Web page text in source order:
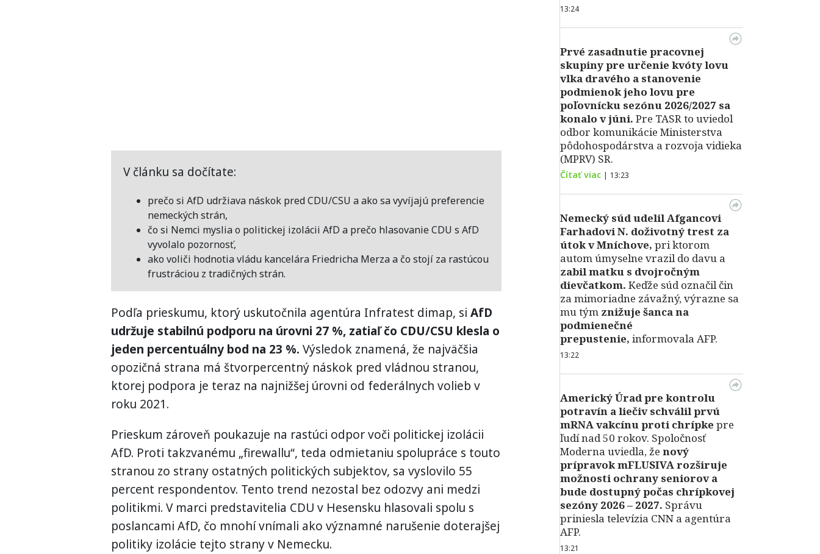
V článku sa dočítate:
prečo si AfD udržiava náskok pred CDU/CSU a ako sa vyvíjajú preferencie
nemeckých strán,
čo si Nemci myslia o politickej izolácii AfD a prečo hlasovanie CDU s AfD
vyvolalo pozornosť,
ako voliči hodnotia vládu kancelára Friedricha Merza a čo stojí za rastúcou
frustráciou z tradičných strán.
Podľa prieskumu, ktorý uskutočnila agentúra Infratest dimap, si AfD
udržuje stabilnú podporu na úrovni 27 %, zatiaľ čo CDU/CSU klesla o
jeden percentuálny bod na 23 %. Výsledok znamená, že najväčšia
opozičná strana má štvorpercentný náskok pred vládnou stranou,
ktorej podpora je teraz na najnižšej úrovni od federálnych volieb v
roku 2021.
Prieskum zároveň poukazuje na rastúci odpor voči politickej izolácii
AfD. Proti takzvanému „firewallu“, teda odmietaniu spolupráce s touto
stranou zo strany ostatných politických subjektov, sa vyslovilo 55
percent respondentov. Tento trend nezostal bez odozvy ani medzi
politikmi. V marci predstavitelia CDU v Hesensku hlasovali spolu s
poslancami AfD, čo mnohí vnímali ako významné narušenie doterajšej
politiky izolácie tejto strany v Nemecku.
13:24
Prvé zasadnutie pracovnej
skupiny pre určenie kvóty lovu
vlka dravého a stanovenie
podmienok jeho lovu pre
poľovnícku sezónu 2026/2027 sa
konalo v júni. Pre TASR to uviedol
odbor komunikácie Ministerstva
pôdohospodárstva a rozvoja vidieka
(MPRV) SR.
Čítať viac | 13:23
Nemecký súd udelil Afgancovi
Farhadovi N. doživotný trest za
útok v Mníchove, pri ktorom
autom úmyselne vrazil do davu a
zabil matku s dvojročným
dievčatkom. Keďže súd označil čin
za mimoriadne závažný, výrazne sa
mu tým znižuje šanca na
podmienečné
prepustenie, informovala AFP.
13:22
Americký Úrad pre kontrolu
potravín a liečiv schválil prvú
mRNA vakcínu proti chrípke pre
ľudí nad 50 rokov. Spoločnosť
Moderna uviedla, že nový
prípravok mFLUSIVA rozširuje
možnosti ochrany seniorov a
bude dostupný počas chrípkovej
sezóny 2026 – 2027. Správu
priniesla televízia CNN a agentúra
AFP.
13:21